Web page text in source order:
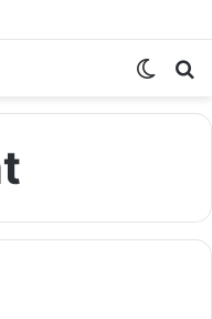
Switch